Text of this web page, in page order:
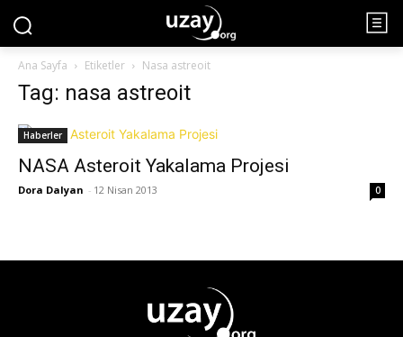
Ana Sayfa Etiketler Nasa astreoit
Tag: nasa astreoit
Haberler
NASA Asteroit Yakalama Projesi
Dora Dalyan - 12 Nisan 2013 0